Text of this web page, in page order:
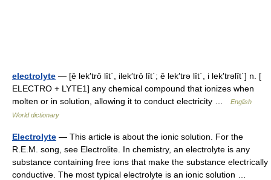
electrolyte — [ē lek′trō līt΄, ilek′trō līt΄; ē lek′trə līt΄, i lek′trəlīt΄] n. [
ELECTRO + LYTE1] any chemical compound that ionizes when
molten or in solution, allowing it to conduct electricity …
English
World dictionary
Electrolyte — This article is about the ionic solution. For the
R.E.M. song, see Electrolite. In chemistry, an electrolyte is any
substance containing free ions that make the substance electrically
conductive. The most typical electrolyte is an ionic solution …